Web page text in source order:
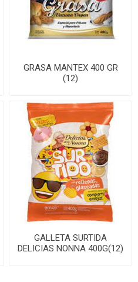
GRASA MANTEX 400 GR
(12)
GALLETA SURTIDA
DELICIAS NONNA 400G(12)